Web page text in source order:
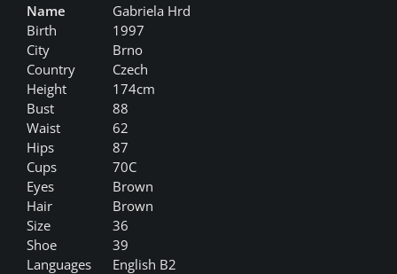
Name
Gabriela Hrd
Birth
1997
City
Brno
Country
Czech
Height
174cm
Bust
88
Waist
62
Hips
87
Cups
70C
Eyes
Brown
Hair
Brown
Size
36
Shoe
39
Languages
English B2